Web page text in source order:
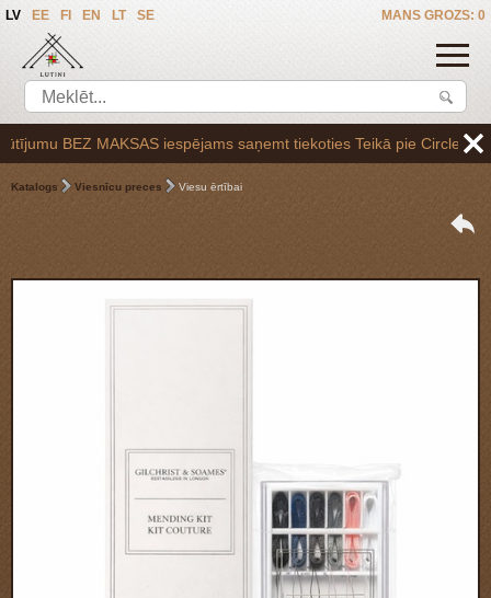
MANS GROZS: 0
LV EE FI EN LT SE
BEZ MAKSAS iespējams saņemt tiekoties Teikā pie Circle K
Katalogs Viesnīcu preces Viesu ērtībai